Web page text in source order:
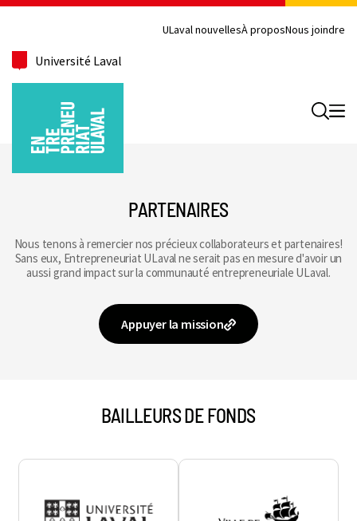
ULaval nouvellesÀ proposNous joindre
Université Laval
PARTENAIRES
Nous tenons à remercier nos précieux collaborateurs et partenaires!
Sans eux, Entrepreneuriat ULaval ne serait pas en mesure d'avoir un
aussi grand impact sur la communauté entrepreneuriale ULaval.
Appuyer la mission
BAILLEURS DE FONDS